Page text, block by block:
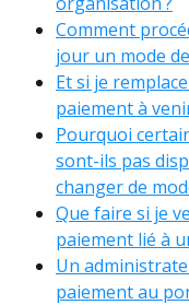
Comment
jour un mode
Et si je
paiement à
Pourquoi
sont-ils pas
changer de
Que faire si je
paiement lié à
Un
paiement au